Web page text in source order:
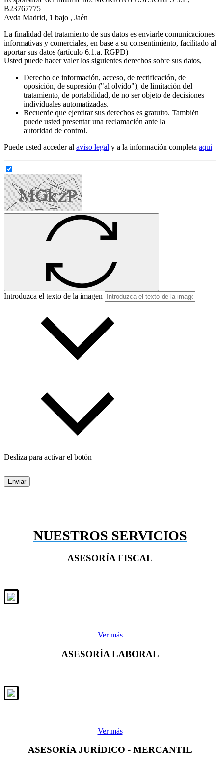
B23767775
Avda Madrid, 1 bajo , Jaén
La finalidad del tratamiento de sus datos es enviarle comunicaciones
informativas y comerciales, en base a su consentimiento, facilitado al
aportar sus datos (artículo 6.1.a, RGPD)
Usted puede hacer valer los siguientes derechos sobre sus datos,
Derecho de información, acceso, de rectificación, de
oposición, de supresión ("al olvido"), de limitación del
tratamiento, de portabilidad, de no ser objeto de decisiones
individuales automatizadas.
Recuerde que ejercitar sus derechos es gratuito. También
puede usted presentar una reclamación ante la
autoridad de control.
Puede usted acceder al aviso legal y a la información completa aqui
Introduzca el texto de la imagen
Desliza para activar el botón
Enviar
NUESTROS SERVICIOS
ASESORÍA FISCAL
Ver más
ASESORÍA LABORAL
Ver más
ASESORÍA JURÍDICO - MERCANTIL